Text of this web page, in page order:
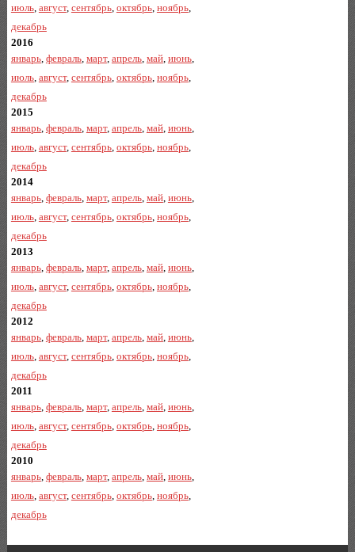
июль, август, сентябрь, октябрь, ноябрь,
декабрь
2016
январь, февраль, март, апрель, май, июнь,
июль, август, сентябрь, октябрь, ноябрь,
декабрь
2015
январь, февраль, март, апрель, май, июнь,
июль, август, сентябрь, октябрь, ноябрь,
декабрь
2014
январь, февраль, март, апрель, май, июнь,
июль, август, сентябрь, октябрь, ноябрь,
декабрь
2013
январь, февраль, март, апрель, май, июнь,
июль, август, сентябрь, октябрь, ноябрь,
декабрь
2012
январь, февраль, март, апрель, май, июнь,
июль, август, сентябрь, октябрь, ноябрь,
декабрь
2011
январь, февраль, март, апрель, май, июнь,
июль, август, сентябрь, октябрь, ноябрь,
декабрь
2010
январь, февраль, март, апрель, май, июнь,
июль, август, сентябрь, октябрь, ноябрь,
декабрь